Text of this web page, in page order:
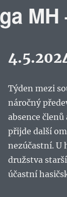
Týden mezi
náročný
absence
přijde další
nezúčastní. U
družstva
účastní